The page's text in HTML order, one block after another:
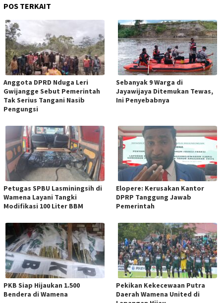
POS TERKAIT
Anggota DPRD Nduga Leri
Gwijangge Sebut Pemerintah
Tak Serius Tangani Nasib
Pengungsi
Sebanyak 9 Warga di
Jayawijaya Ditemukan Tewas,
Ini Penyebabnya
Petugas SPBU Lasminingsih di
Wamena Layani Tangki
Modifikasi 100 Liter BBM
Elopere: Kerusakan Kantor
DPRP Tanggung Jawab
Pemerintah
PKB Siap Hijaukan 1.500
Bendera di Wamena
Pekikan Kekecewaan Putra
Daerah Wamena United di